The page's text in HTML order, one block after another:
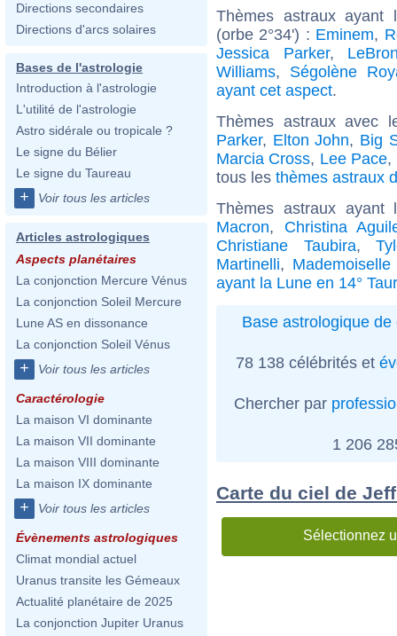
Directions secondaires
Directions d'arcs solaires
Bases de l'astrologie
Introduction à l'astrologie
L'utilité de l'astrologie
Astro sidérale ou tropicale ?
Le signe du Bélier
Le signe du Taureau
+ Voir tous les articles
Articles astrologiques
Aspects planétaires
La conjonction Mercure Vénus
La conjonction Soleil Mercure
Lune AS en dissonance
La conjonction Soleil Vénus
+ Voir tous les articles
Caractérologie
La maison VI dominante
La maison VII dominante
La maison VIII dominante
La maison IX dominante
+ Voir tous les articles
Évènements astrologiques
Climat mondial actuel
Uranus transite les Gémeaux
Actualité planétaire de 2025
La conjonction Jupiter Uranus
Thèmes astraux ayant
(orbe 2°34') : Eminem,
Jessica Parker,
Williams, Ségolène
ayant cet aspect.
Thèmes astraux avec
Parker, Elton John, Big
Marcia Cross, Lee Pace,
tous les thèmes astraux
Thèmes astraux
Macron, Christina
Christiane Taubira,
Martinelli, Mademoiselle
ayant la Lune en 14°
Base astrologique de
78 138 célébrités et
Chercher par
1 206
Carte du ciel de
Sélectionnez